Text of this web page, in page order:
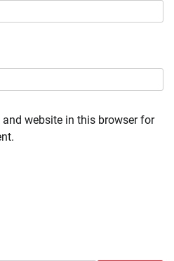
website in this browser for